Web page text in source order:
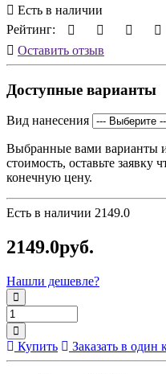
Есть в наличии
Рейтинг:
Оставить отзыв
Доступные варианты
Вид нанесения
Выбранные вами варианты
стоимость, оставьте заявку
конечную цену.
Есть в наличии 2149.0
2149.0руб.
Нашли дешевле?
Купить Заказать в один